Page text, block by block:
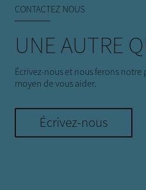
CONTACTEZ NOUS
UNE AUTRE
Écrivez-nous et nous ferons
moyen de vous aider.
Écrivez-nous